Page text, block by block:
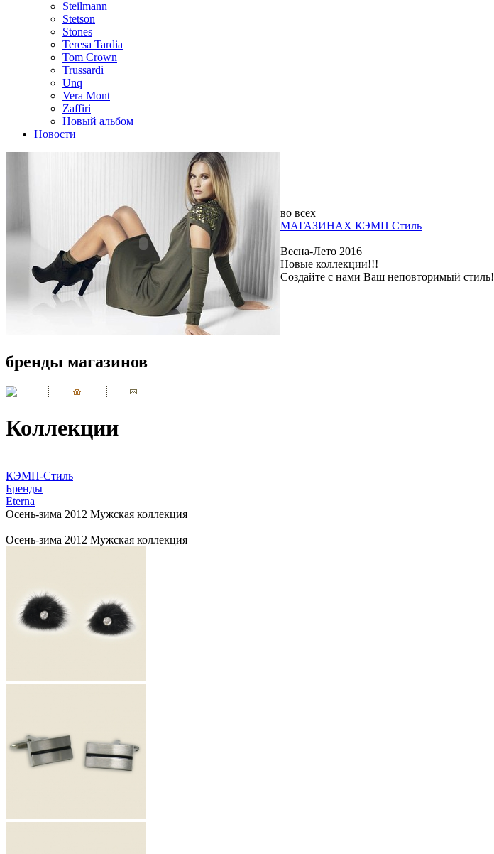
Steilmann
Stetson
Stones
Teresa Tardia
Tom Crown
Trussardi
Unq
Vera Mont
Zaffiri
Новый альбом
Новости
во всех
МАГАЗИНАХ КЭМП Стиль
Весна-Лето 2016
Новые коллекции!!!
Создайте с нами Ваш неповторимый стиль!
бренды магазинов
Коллекции
КЭМП-Стиль
Бренды
Eterna
Осень-зима 2012 Мужская коллекция
Осень-зима 2012 Мужская коллекция